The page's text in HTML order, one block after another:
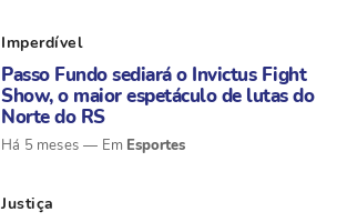
Imperdível
Passo Fundo sediará o Invictus Fight
Show, o maior espetáculo de lutas do
Norte do RS
Há 5 meses Esportes
Justiça